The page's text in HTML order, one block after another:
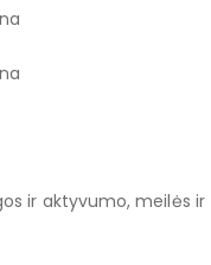
ir aktyvumo, meilės ir